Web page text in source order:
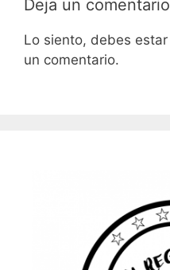
Deja un comentario
Lo siento, debes estar
un comentario.